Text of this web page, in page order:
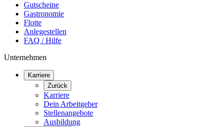
Gutscheine
Gastronomie
Flotte
Anlegestellen
FAQ / Hilfe
Unternehmen
Karriere
Zurück
Karriere
Dein Arbeitgeber
Stellenangebote
Ausbildung